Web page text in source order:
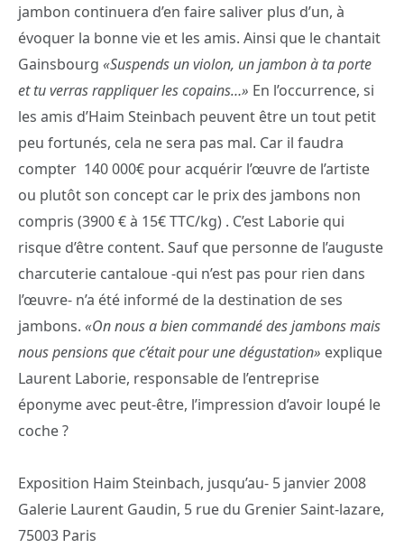
jambon continuera d’en faire saliver plus d’un, à
évoquer la bonne vie et les amis. Ainsi que le chantait
Gainsbourg «Suspends un violon, un jambon à ta porte
et tu verras rappliquer les copains…» En l’occurrence, si
les amis d’Haim Steinbach peuvent être un tout petit
peu fortunés, cela ne sera pas mal. Car il faudra
compter 140 000€ pour acquérir l’œuvre de l’artiste
ou plutôt son concept car le prix des jambons non
compris (3900 € à 15€ TTC/kg) . C’est Laborie qui
risque d’être content. Sauf que personne de l’auguste
charcuterie cantaloue -qui n’est pas pour rien dans
l’œuvre- n’a été informé de la destination de ses
jambons. «On nous a bien commandé des jambons mais
nous pensions que c’était pour une dégustation» explique
Laurent Laborie, responsable de l’entreprise
éponyme avec peut-être, l’impression d’avoir loupé le
coche ?
Exposition Haim Steinbach, jusqu’au- 5 janvier 2008
Galerie Laurent Gaudin, 5 rue du Grenier Saint-lazare,
75003 Paris